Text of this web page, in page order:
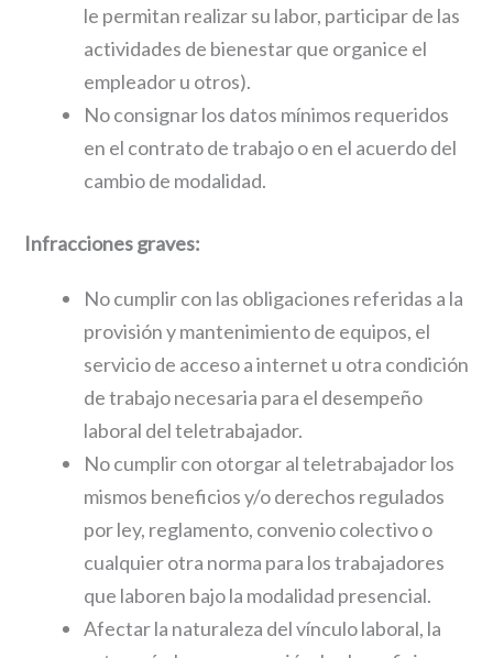
le permitan realizar su labor, participar de las
actividades de bienestar que organice el
empleador u otros).
No consignar los datos mínimos requeridos
en el contrato de trabajo o en el acuerdo del
cambio de modalidad.
Infracciones graves:
No cumplir con las obligaciones referidas a la
provisión y mantenimiento de equipos, el
servicio de acceso a internet u otra condición
de trabajo necesaria para el desempeño
laboral del teletrabajador.
No cumplir con otorgar al teletrabajador los
mismos beneficios y/o derechos regulados
por ley, reglamento, convenio colectivo o
cualquier otra norma para los trabajadores
que laboren bajo la modalidad presencial.
Afectar la naturaleza del vínculo laboral, la